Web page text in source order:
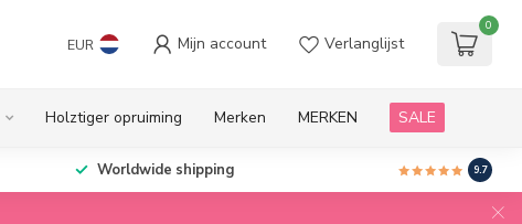
EUR Mijn account Verlanglijst
0
Holztiger opruiming Merken MERKEN SALE
Worldwide shipping 9.7